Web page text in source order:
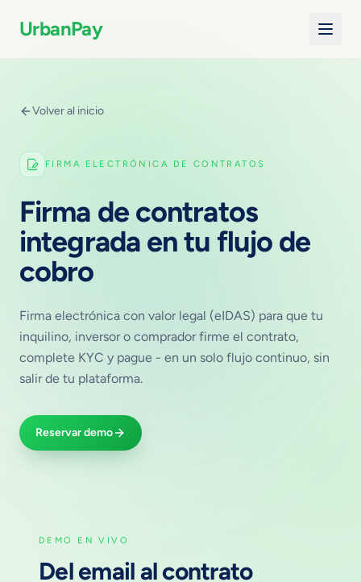
UrbanPay
Volver al inicio
FIRMA ELECTRÓNICA DE CONTRATOS
Firma de contratos
integrada en tu flujo de
cobro
Firma electrónica con valor legal (eIDAS) para que tu
inquilino, inversor o comprador firme el contrato,
complete KYC y pague - en un solo flujo continuo, sin
salir de tu plataforma.
Reservar demo
DEMO EN VIVO
Del email al contrato